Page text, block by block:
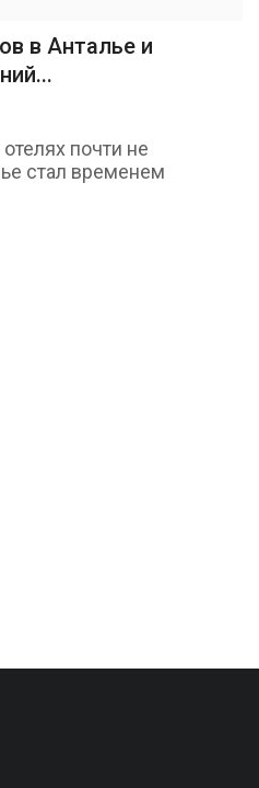
в Анталье и
почти не
стал временем